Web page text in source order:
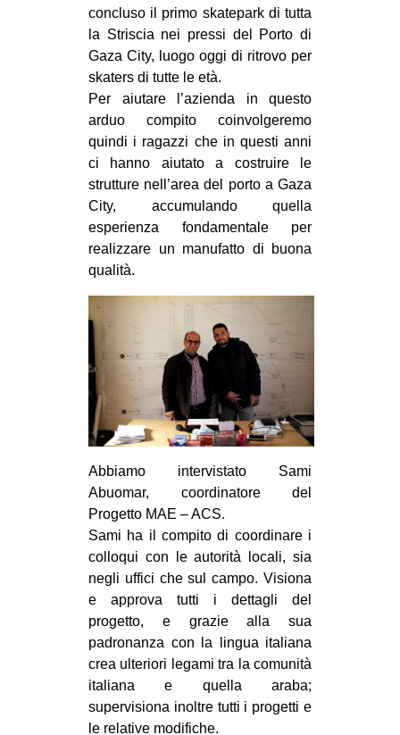
concluso il primo skatepark di tutta
la Striscia nei pressi del Porto di
Gaza City, luogo oggi di ritrovo per
skaters di tutte le età.
Per aiutare l’azienda in questo
arduo compito coinvolgeremo
quindi i ragazzi che in questi anni
ci hanno aiutato a costruire le
strutture nell’area del porto a Gaza
City, accumulando quella
esperienza fondamentale per
realizzare un manufatto di buona
qualità.
Abbiamo intervistato Sami
Abuomar, coordinatore del
Progetto MAE – ACS.
Sami ha il compito di coordinare i
colloqui con le autorità locali, sia
negli uffici che sul campo. Visiona
e approva tutti i dettagli del
progetto, e grazie alla sua
padronanza con la lingua italiana
crea ulteriori legami tra la comunità
italiana e quella araba;
supervisiona inoltre tutti i progetti e
le relative modifiche.